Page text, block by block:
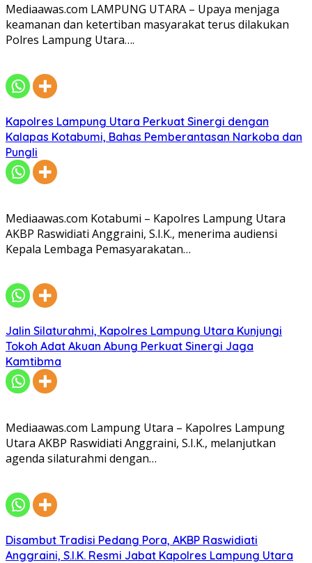
Mediaawas.com LAMPUNG UTARA – Upaya menjaga
keamanan dan ketertiban masyarakat terus dilakukan
Polres Lampung Utara….
Kapolres Lampung Utara Perkuat Sinergi dengan
Kalapas Kotabumi, Bahas Pemberantasan Narkoba dan
Pungli
Mediaawas.com Kotabumi – Kapolres Lampung Utara
AKBP Raswidiati Anggraini, S.I.K., menerima audiensi
Kepala Lembaga Pemasyarakatan…
Jalin Silaturahmi, Kapolres Lampung Utara Kunjungi
Tokoh Adat Akuan Abung Perkuat Sinergi Jaga
Kamtibma
Mediaawas.com Lampung Utara – Kapolres Lampung
Utara AKBP Raswidiati Anggraini, S.I.K., melanjutkan
agenda silaturahmi dengan…
Disambut Tradisi Pedang Pora, AKBP Raswidiati
Anggraini, S.I.K. Resmi Jabat Kapolres Lampung Utara